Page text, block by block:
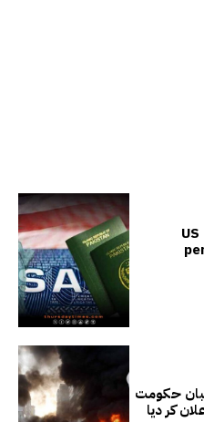
حکومت
کر دیا